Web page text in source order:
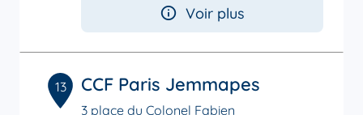
Voir plus
13 CCF Paris Jemmapes
3 place du Colonel Fabien